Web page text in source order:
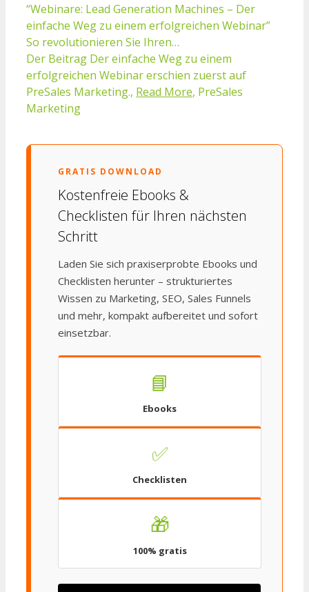
“Webinare: Lead Generation Machines – Der
einfache Weg zu einem erfolgreichen Webinar”
So revolutionieren Sie Ihren…
Der Beitrag Der einfache Weg zu einem
erfolgreichen Webinar erschien zuerst auf
PreSales Marketing., Read More, PreSales
Marketing
GRATIS DOWNLOAD
Kostenfreie Ebooks &
Checklisten für Ihren nächsten
Schritt
Laden Sie sich praxiserprobte Ebooks und
Checklisten herunter – strukturiertes
Wissen zu Marketing, SEO, Sales Funnels
und mehr, kompakt aufbereitet und sofort
einsetzbar.
📘
Ebooks
✅
Checklisten
🎁
100% gratis